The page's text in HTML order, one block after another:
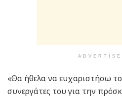
«Θα ήθελα να ευχαριστήσω
συνεργάτες του για την